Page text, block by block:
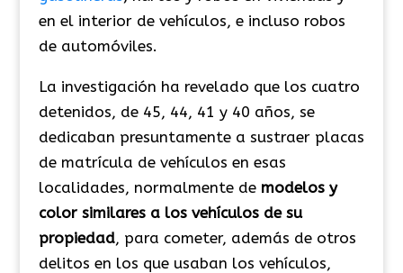
en el interior de vehículos, e incluso robos
de automóviles.
La investigación ha revelado que los cuatro
detenidos, de 45, 44, 41 y 40 años, se
dedicaban presuntamente a sustraer placas
de matrícula de vehículos en esas
localidades, normalmente de modelos y
color similares a los vehículos de su
propiedad, para cometer, además de otros
delitos en los que usaban los vehículos,